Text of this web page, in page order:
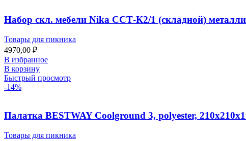
Набор скл. мебели Nika ССТ-К2/1 (складной)
Товары для пикника
4970,00 ₽
В избранное
В корзину
Быстрый просмотр
-14%
Палатка BESTWAY Coolground 3, polyester,
Товары для пикника